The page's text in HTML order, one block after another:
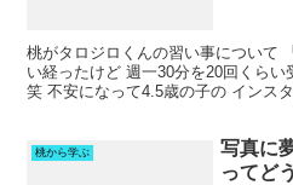
桃がタロジロくんの習い事について
い経ったけど 週一30分を20回くらい
笑 不安になって4.5歳の子の インス
桃から学ぶ
写真に
ってど